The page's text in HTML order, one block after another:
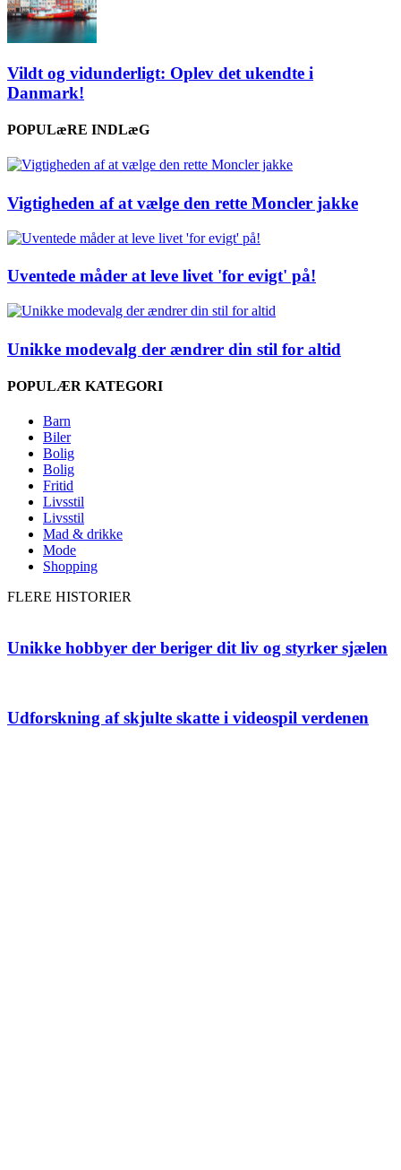
Vildt og vidunderligt: Oplev det ukendte i
Danmark!
POPULæRE INDLæG
Vigtigheden af at vælge den rette Moncler jakke
Uventede måder at leve livet 'for evigt' på!
Unikke modevalg der ændrer din stil for altid
POPULÆR KATEGORI
Barn
Biler
Bolig
Bolig
Fritid
Livsstil
Livsstil
Mad & drikke
Mode
Shopping
FLERE HISTORIER
Unikke hobbyer der beriger dit liv og styrker sjælen
Udforskning af skjulte skatte i videospil verdenen